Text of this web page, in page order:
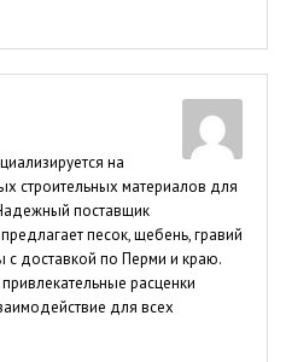
на
строительных материалов для
поставщик
предлагает песок, щебень, гравий
с доставкой по Перми и краю.
расценки
для всех